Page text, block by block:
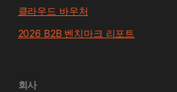
클라우드 바우처
2026 B2B 벤치마크 리포트
회사